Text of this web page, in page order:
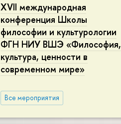
XVII международная
конференция Школы
философии и культурологии
ФГН НИУ ВШЭ «Философия,
культура, ценности в
современном мире»
Все мероприятия